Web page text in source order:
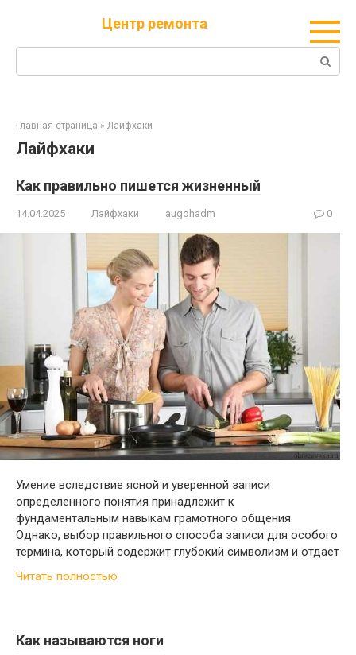
Центр ремонта
Поиск:
Главная страница » Лайфхаки
Лайфхаки
Как правильно пишется жизненный
14.04.2025 Лайфхаки augohadm 0
Умение вследствие ясной и уверенной записи
определенного понятия принадлежит к
фундаментальным навыкам грамотного общения.
Однако, выбор правильного способа записи для особого
термина, который содержит глубокий символизм и отдает
Читать полностью
Как называются ноги